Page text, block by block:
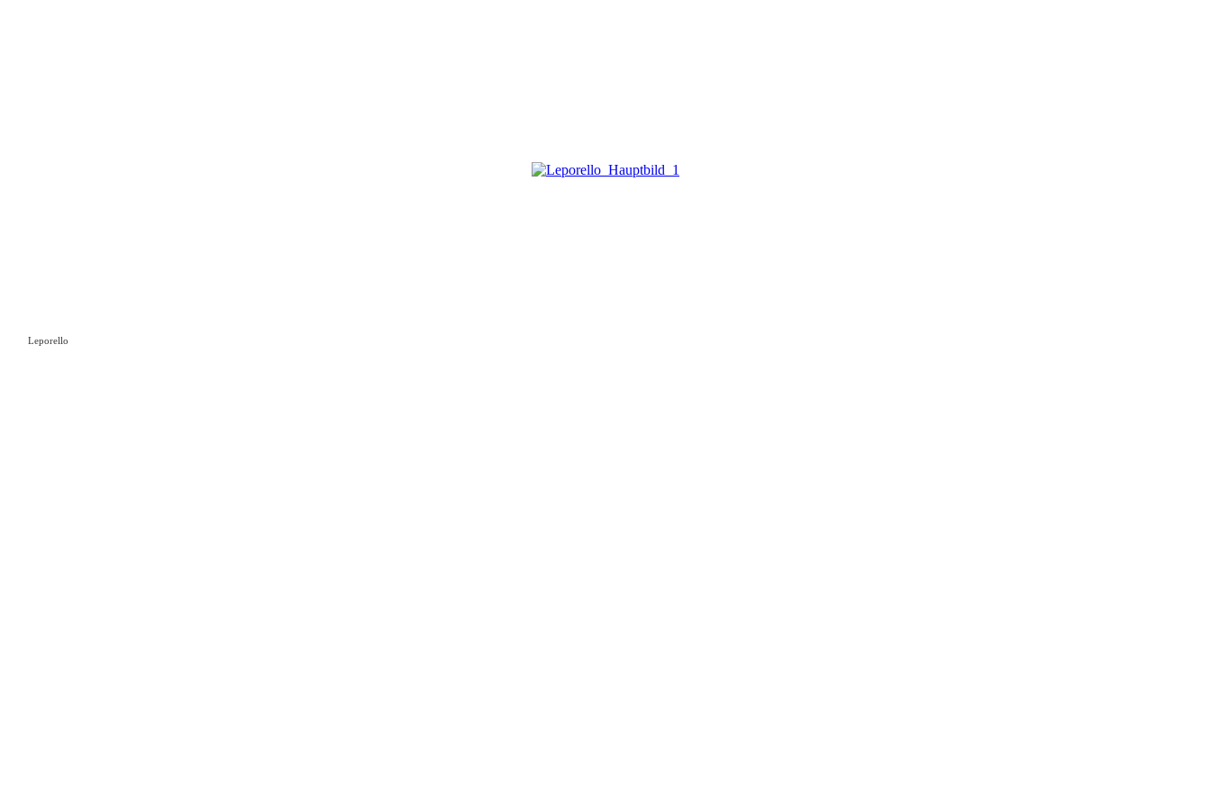
Leporello